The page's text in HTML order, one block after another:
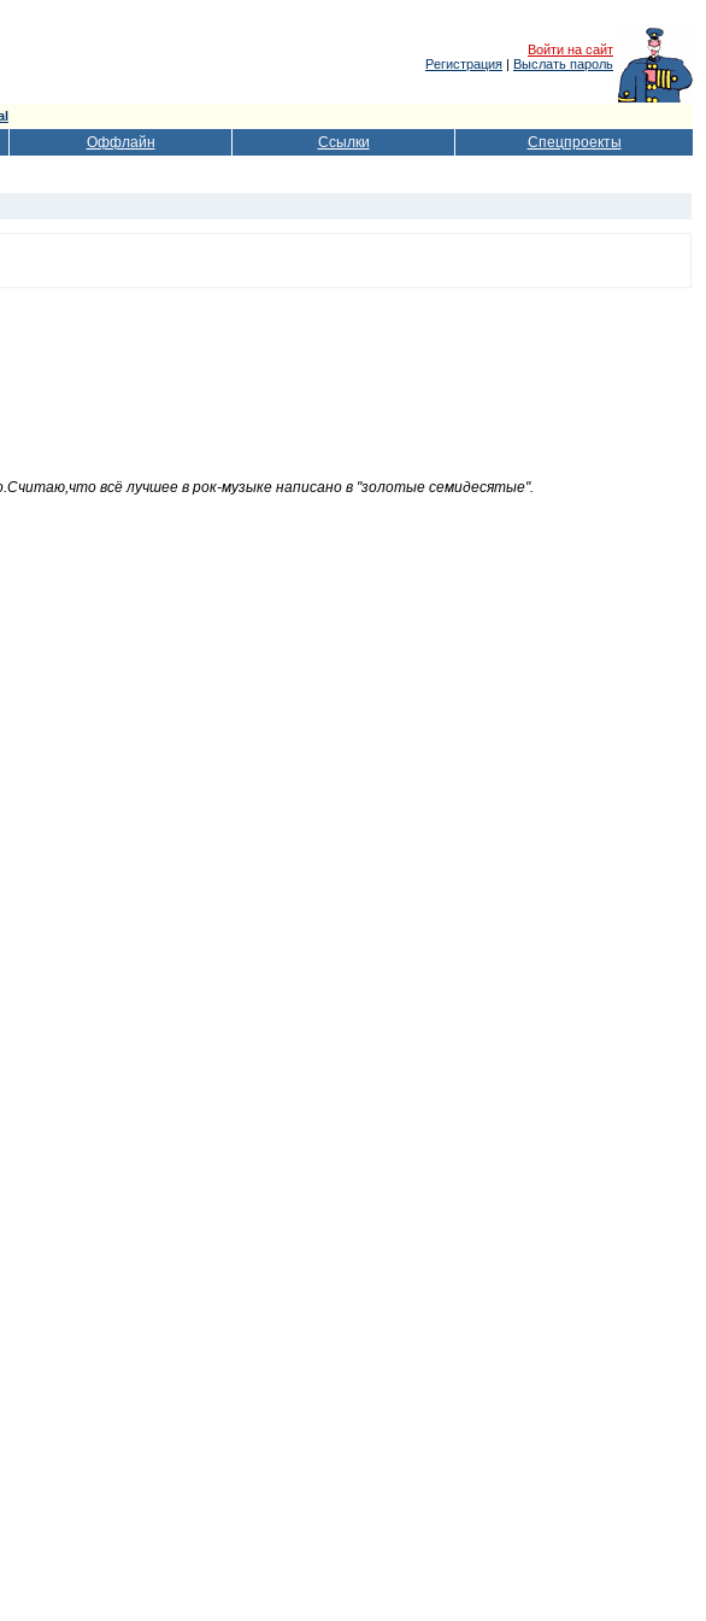
Войти на сайт
Регистрация | Выслать пароль
Оффлайн Ссылки Спецпроекты
всё лучшее в рок-музыке написано в "золотые семидесятые".